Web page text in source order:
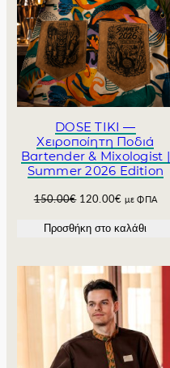
Ν
Σ
Ε
Π
Ρ
Ο
Σ
Ρ
Ά
DOSE TIKI —
Χειροποίητη Ποδιά
Bartender & Mixologist |
Summer 2026 Edition
150.00€ O
i
r
120.00€Η
ρ
χ
α
ι
με ΦΠΑ
Προσθήκη στο καλάθι